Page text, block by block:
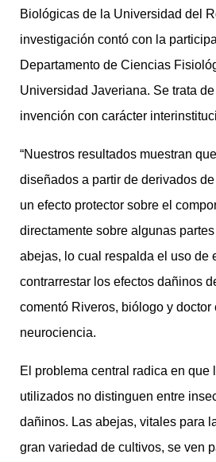
Biológicas de la Universidad del
investigación contó con la
Departamento de Ciencias
Universidad Javeriana. Se trata
invención con carácter
“Nuestros resultados muestran
diseñados a partir de derivados
un efecto protector sobre el
directamente sobre algunas
abejas, lo cual respalda el uso de
contrarrestar los efectos dañinos
comentó Riveros, biólogo y doctor
neurociencia.
El problema central radica en que
utilizados no distinguen entre
dañinos. Las abejas, vitales para
gran variedad de cultivos, se ven